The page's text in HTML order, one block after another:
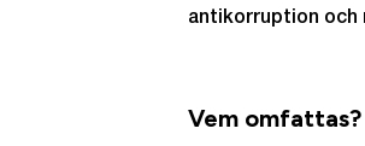
antikorruption och
Vem omfattas?